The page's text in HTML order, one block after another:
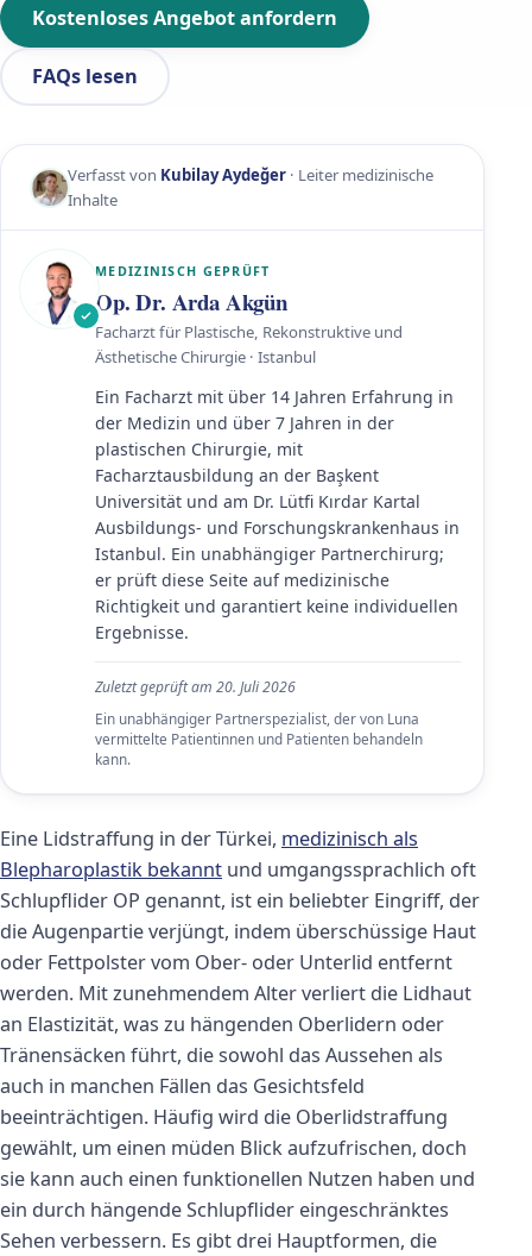
Kostenloses Angebot anfordern
FAQs lesen
Verfasst von Kubilay Aydeğer· Leiter medizinische
Inhalte
MEDIZINISCH GEPRÜFT
Op. Dr. Arda Akgün
Facharzt für Plastische, Rekonstruktive und
Ästhetische Chirurgie · Istanbul
Ein Facharzt mit über 14 Jahren Erfahrung in
der Medizin und über 7 Jahren in der
plastischen Chirurgie, mit
Facharztausbildung an der Başkent
Universität und am Dr. Lütfi Kırdar Kartal
Ausbildungs- und Forschungskrankenhaus in
Istanbul. Ein unabhängiger Partnerchirurg;
er prüft diese Seite auf medizinische
Richtigkeit und garantiert keine individuellen
Ergebnisse.
Zuletzt geprüft am20. Juli 2026
Ein unabhängiger Partnerspezialist, der von Luna
vermittelte Patientinnen und Patienten behandeln
kann.
Eine Lidstraffung in der Türkei, medizinisch als
Blepharoplastik bekannt und umgangssprachlich oft
Schlupflider OP genannt, ist ein beliebter Eingriff, der
die Augenpartie verjüngt, indem überschüssige Haut
oder Fettpolster vom Ober- oder Unterlid entfernt
werden. Mit zunehmendem Alter verliert die Lidhaut
an Elastizität, was zu hängenden Oberlidern oder
Tränensäcken führt, die sowohl das Aussehen als
auch in manchen Fällen das Gesichtsfeld
beeinträchtigen. Häufig wird die Oberlidstraffung
gewählt, um einen müden Blick aufzufrischen, doch
sie kann auch einen funktionellen Nutzen haben und
ein durch hängende Schlupflider eingeschränktes
Sehen verbessern. Es gibt drei Hauptformen, die